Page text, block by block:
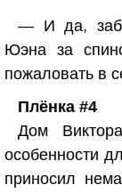
— И да,
Юэна за
пожаловать в
Плёнка #4
Дом
особенности
приносил